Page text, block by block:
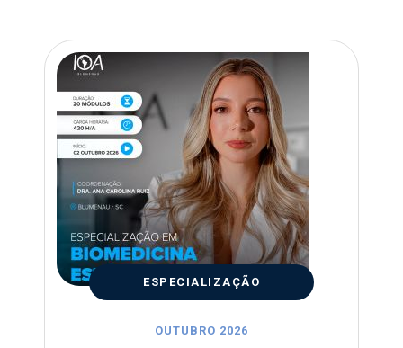
ESPECIALIZAÇÃO
OUTUBRO 2026